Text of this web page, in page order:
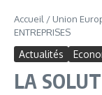
Accueil / Union
ENTREPRISES
Actualités
LA